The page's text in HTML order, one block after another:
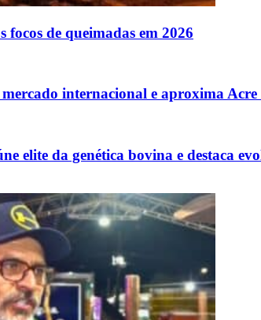
focos de queimadas em 2026
internacional e aproxima
elite da genética bovina e destaca